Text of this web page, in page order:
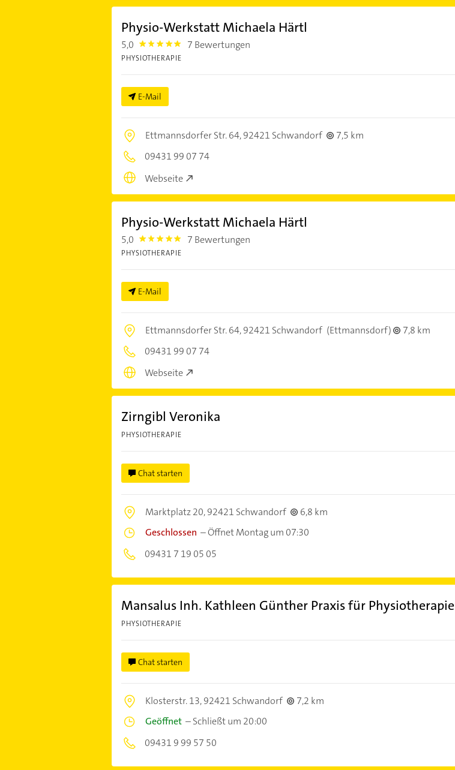
Physio-Werkstatt Michaela Härtl
5,0 5.0 7 Bewertungen
PHYSIOTHERAPIE
E-Mail
Ettmannsdorfer Str. 64,92421 Schwandorf
7,5 km
09431 99 07 74
Webseite
Physio-Werkstatt Michaela Härtl
5,0 5.0 7 Bewertungen
PHYSIOTHERAPIE
E-Mail
Ettmannsdorfer Str. 64,92421 Schwandorf (Ettmannsdorf)
7,8 km
09431 99 07 74
Webseite
Zirngibl Veronika
PHYSIOTHERAPIE
Chat starten
Marktplatz 20,92421 Schwandorf
6,8 km
Geschlossen –Öffnet Montag um 07:30
09431 7 19 05 05
Mansalus Inh. Kathleen Günther Praxis für Physiotherapie
PHYSIOTHERAPIE
Chat starten
Klosterstr. 13,92421 Schwandorf
7,2 km
Geöffnet–Schließt um 20:00
09431 9 99 57 50